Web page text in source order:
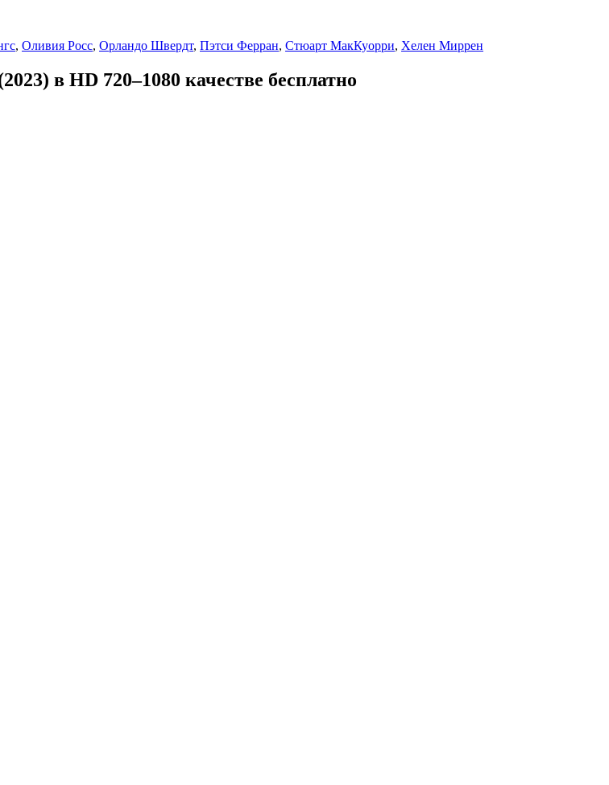
, Оливия Росс, Орландо Швердт, Пэтси Ферран, Стюарт МакКуорри, Хелен Миррен
в HD 720–1080 качестве бесплатно